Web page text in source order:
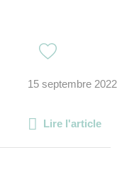
15 septembre 2022
Lire l'article